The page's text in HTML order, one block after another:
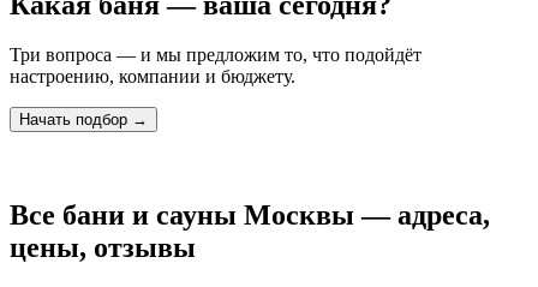
Три вопроса — и мы предложим то, что подойдёт
настроению, компании и бюджету.
Начать подбор →
Все бани и сауны Москвы — адреса,
цены, отзывы